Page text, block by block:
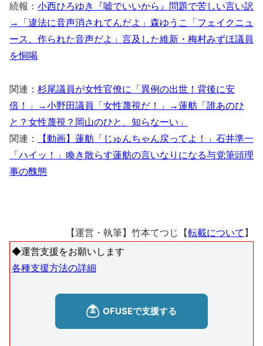
続報： 小西ひろゆき『嘘でいいから』問題で苦しい言い訳
→「違法に音声消されてんだよ」森ゆうこ「フェイクニュ
ース、作られた音声だよ」言及した維新・梅村みずほ議員
を恫喝
関連： 杉尾議員が女性官僚に「異例の出世！背後に安
倍！」→小野田議員「女性蔑視だ！」→蓮舫「誰あのひ
と？女性蔑視？岡山のひと、知らなーい」
関連：
【動画】蓮舫「じゅんちゃん戻ってよ！」石井準一
「ハイッ！」喚き散らす蓮舫の言いなりになる与党筆頭理
事の醜態
【運営・執筆】竹本てつじ【転載について 】
◆運営支援をお願いします
各種支援方法の詳細